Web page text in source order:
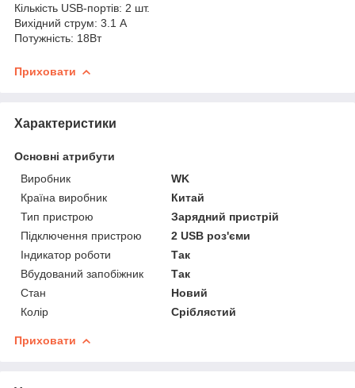
Кількість USB-портів: 2 шт.
Вихідний струм: 3.1 A
Потужність: 18Вт
Приховати
Характеристики
Основні атрибути
Виробник
WK
Країна виробник
Китай
Тип пристрою
Зарядний пристрій
Підключення пристрою
2 USB роз'єми
Індикатор роботи
Так
Вбудований запобіжник
Так
Стан
Новий
Колір
Сріблястий
Приховати